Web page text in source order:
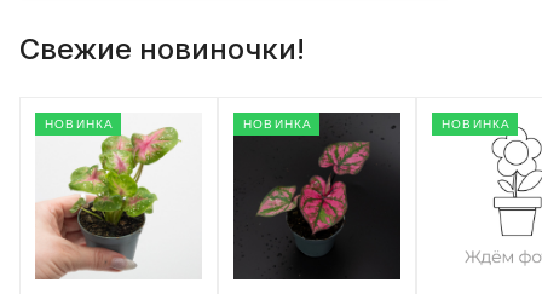
Свежие новиночки!
НОВИНКА НОВИНКА НОВИНКА